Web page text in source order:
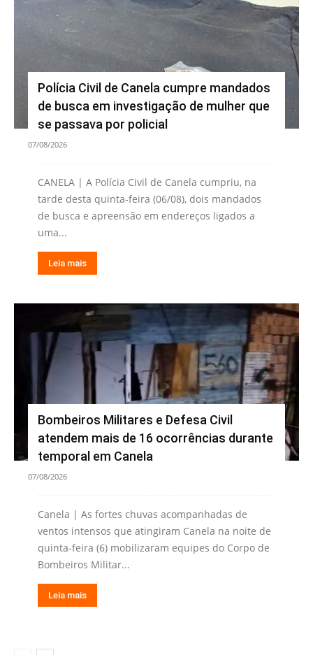
Polícia Civil de Canela cumpre mandados
de busca em investigação de mulher que
se passava por policial
07/08/2026
CANELA | A Polícia Civil de Canela cumpriu, na
tarde desta quinta-feira (06/08), dois mandados
de busca e apreensão em endereços ligados a
uma...
Leia mais
Bombeiros Militares e Defesa Civil
atendem mais de 16 ocorrências durante
temporal em Canela
07/08/2026
Canela | As fortes chuvas acompanhadas de
ventos intensos que atingiram Canela na noite de
quinta-feira (6) mobilizaram equipes do Corpo de
Bombeiros Militar...
Leia mais